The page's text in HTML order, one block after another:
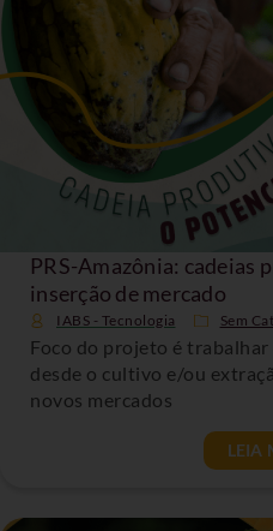
PRS-Amazônia: cadeias
inserção de mercado
IABS - Tecnologia Sem
Foco do projeto é
desde o cultivo e/ou
novos mercados
LEIA